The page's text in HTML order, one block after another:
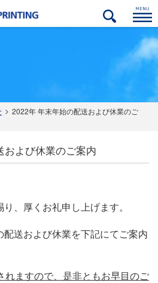
2022年 年末年始の配送および休業のご
および休業のご案内
、厚くお礼申し上げます。
送および休業を下記にてご案内
れますので、是非ともお早目のご